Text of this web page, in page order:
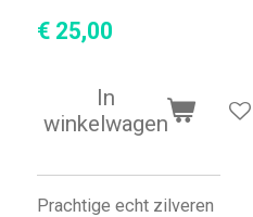
€ 25,00
In
winkelwagen
Prachtige echt zilveren